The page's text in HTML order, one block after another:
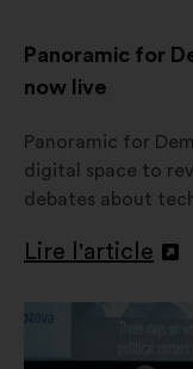
Panoramic for
now live
Panoramic for
digital space to
debates about
Lire l'article
Ouverture